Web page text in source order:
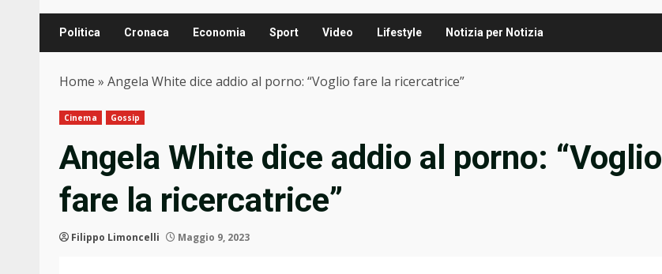
Politica Cronaca Economia Sport Video Lifestyle Notizia per Notizia
Home » Angela White dice addio al porno: “Voglio fare la ricercatrice”
Cinema Gossip
Angela White dice addio al porno: “Voglio
fare la ricercatrice”
Filippo Limoncelli Maggio 9, 2023